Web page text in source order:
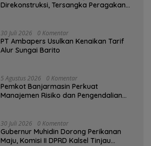
Direkonstruksi, Tersangka Peragakan
30 Juli 2026 0 Komentar
PT Ambapers Usulkan Kenaikan Tarif
Alur Sungai Barito
5 Agustus 2026 0 Komentar
Pemkot Banjarmasin Perkuat
Manajemen Risiko dan Pengendalian
30 Juli 2026 0 Komentar
Gubernur Muhidin Dorong Perikanan
Maju, Komisi II DPRD Kalsel Tinjau